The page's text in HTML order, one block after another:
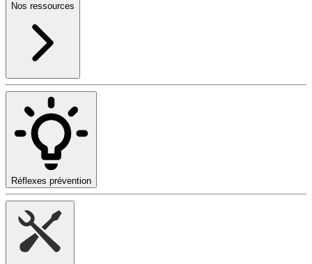
Nos ressources
Réflexes prévention